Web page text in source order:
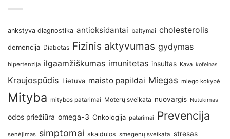
ankstyva diagnostika antioksidantai baltymai cholesterolis
demencija Diabetas Fizinis aktyvumas gydymas
hipertenzija ilgaamžiškumas imunitetas insultas Kava kofeinas
Kraujospūdis Lietuva maisto papildai Miegas miego kokybė
Mityba mitybos patarimai Moterų sveikata nuovargis Nutukimas
odos priežiūra omega-3 Onkologija patarimai Prevencija
senėjimas simptomai skaidulos smegenų sveikata stresas